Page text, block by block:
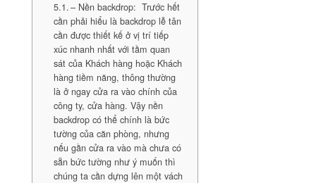
– Nền backdrop: Trước hết
cần phải hiểu là backdrop lễ tân
cần được thiết kế ở vị trí tiếp
xúc nhanh nhất với tầm quan
sát của Khách hàng hoặc Khách
hàng tiềm năng, thông thường
là ở ngay cửa ra vào chính của
công ty, cửa hàng. Vậy nền
backdrop có thể chính là bức
tường của căn phòng, nhưng
nếu gần cửa ra vào mà chưa có
sẵn bức tường như ý muốn thì
chúng ta cần dựng lên một vách